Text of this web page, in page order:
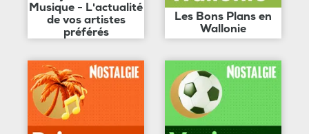
Musique - L'actualité
de vos artistes
préférés
Les Bons Plans en
Wallonie